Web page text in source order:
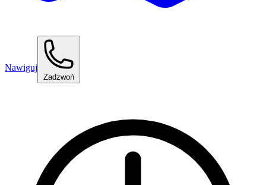
Nawiguj
Zadzwoń